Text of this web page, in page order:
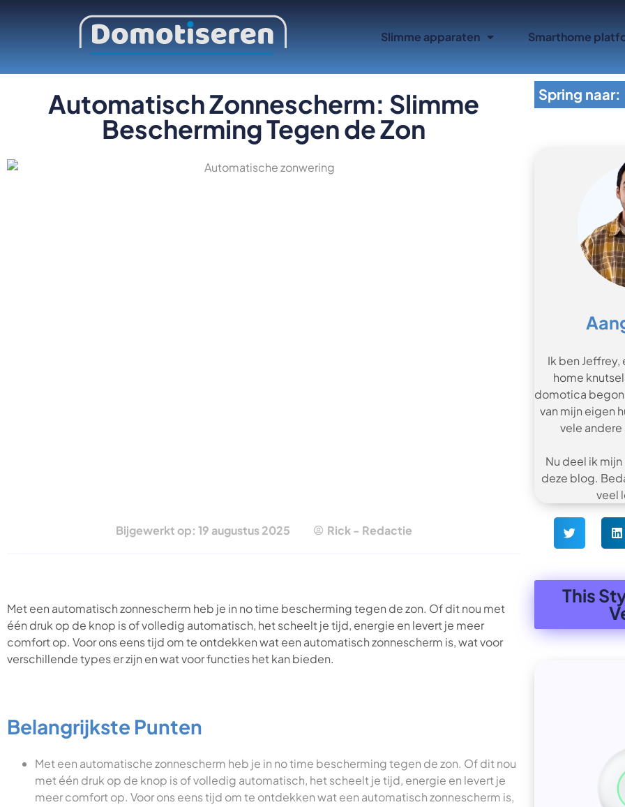
Slimme apparaten Smarthome
Automatisch Zonnescherm: Slimme
Bescherming Tegen de Zon
Bijgewerkt op: 19 augustus 2025 Rick - Redactie
Met een automatisch zonnescherm heb je in no time bescherming tegen de zon. Of dit nou met
één druk op de knop is of volledig automatisch, het scheelt je tijd, energie en levert je meer
comfort op. Voor ons eens tijd om te ontdekken wat een automatisch zonnescherm is, wat voor
verschillende types er zijn en wat voor functies het kan bieden.
Belangrijkste Punten
Met een automatische zonnescherm heb je in no time bescherming tegen de zon. Of dit nou
met één druk op de knop is of volledig automatisch, het scheelt je tijd, energie en levert je
meer comfort op. Voor ons eens tijd om te ontdekken wat een automatisch zonnescherm is,
Spring naar:
Ik ben Jeffrey,
home
domotica
van mijn eigen
vele
Nu deel ik
deze blog.
veel
This